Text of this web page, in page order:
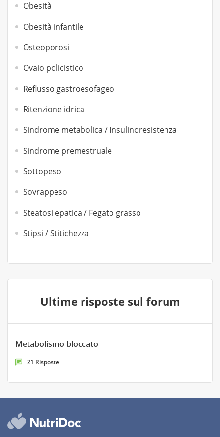
Obesità
Obesità infantile
Osteoporosi
Ovaio policistico
Reflusso gastroesofageo
Ritenzione idrica
Sindrome metabolica / Insulinoresistenza
Sindrome premestruale
Sottopeso
Sovrappeso
Steatosi epatica / Fegato grasso
Stipsi / Stitichezza
Ultime risposte sul forum
Metabolismo bloccato
21 Risposte